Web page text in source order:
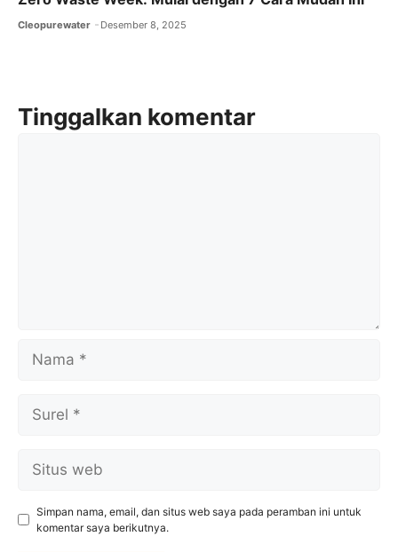
Cleopurewater Desember 8, 2025
Tinggalkan komentar
web
Simpan nama, email, dan situs web saya pada peramban ini untuk
komentar saya berikutnya.